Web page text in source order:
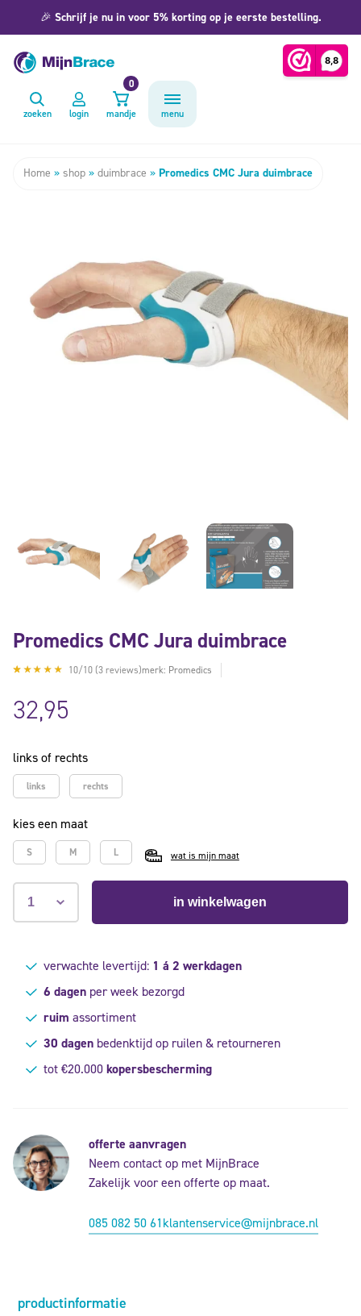
🎉 Schrijf je nu in voor 5% korting op je eerste bestelling.
zoeken login mandje
0
menu
Home » shop » duimbrace » Promedics CMC Jura duimbrace
Promedics CMC Jura duimbrace
5
gebaseerd
opklant
waarderingen
10/10 (3 reviews)merk: Promedics
32,95
links of rechts
links rechts
kies een maat
S M L wat is mijn maat
in winkelwagen
verwachte levertijd: 1 á 2 werkdagen
6 dagenper week bezorgd
ruim assortiment
30 dagenbedenktijd op ruilen & retourneren
tot €20.000kopersbescherming
offerte aanvragen
Neem contact op met MijnBrace
Zakelijk voor een offerte op maat.
085 082 50 61klantenservice@mijnbrace.nl
productinformatie